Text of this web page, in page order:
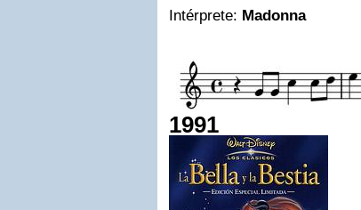
Intérprete: Madonna
1991